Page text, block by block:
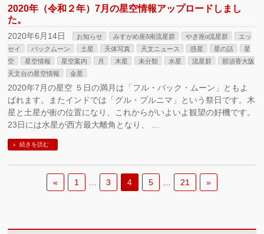
2020年（令和２年）7月の星空情報アップロードしまし
た。
2020年6月14日 お知らせ みすがめ座δ南流星群 やぎ座α流星群
エッ
セイ
バックムーン 土星 天体写真 天文ニュース 惑星 星の話
星
空
星空情報 星空案内 月 木星 未分類 水星 流星群
那須香大阪
天文台の星空情報
金星
2020年7月の星空 ５日の満月は「フル・バック・ムーン」ともよ
ばれます。またインドでは「グル・プルニマ」という祭日です。木
星と土星が衝の位置になり、これからがいよいよ観望の好機です。
23日には水星が西方最大離角となり、 …
続きを読む
« 1 3 4 5 21 »